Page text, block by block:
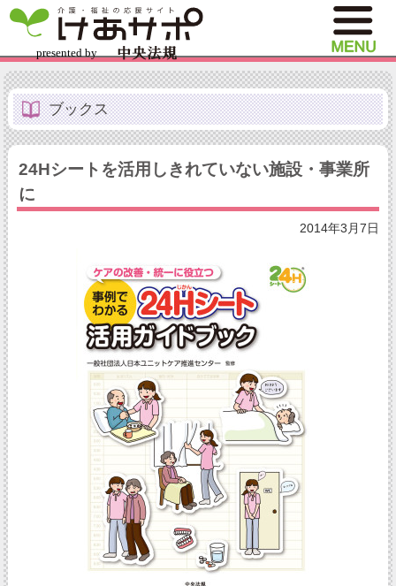
ブックス
24Hシートを活用しきれていない施設・事業所
に
2014年3月7日